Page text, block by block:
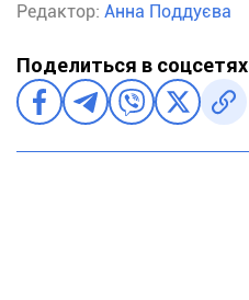
Редактор: Анна Поддуєва
Поделиться в соцсетях